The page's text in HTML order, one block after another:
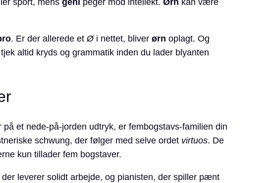
. Er der allerede et Øi nettet, bliver ørn oplagt. Og
tjek altid kryds og grammatik inden du lader blyanten
et nede-på-jorden udtryk, er fembogstavs-familien din
schwung, der følger med selve ordet virtuos. De
kun tillader fem bogstaver.
leverer solidt arbejde, og pianisten, der spiller pænt